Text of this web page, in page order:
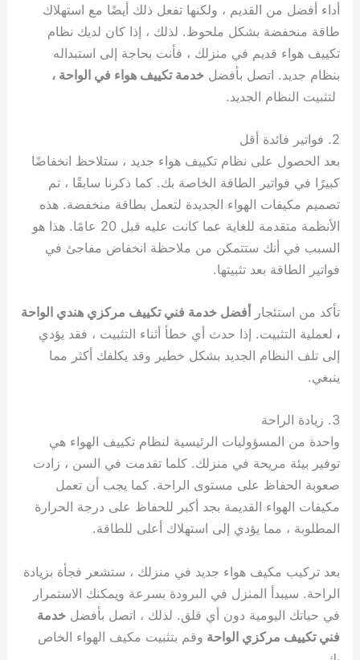
أداء أفضل من القديم ، ولكنها تفعل ذلك أيضًا مع استهلاك
طاقة منخفضة بشكل ملحوظ. لذلك ، إذا كان لديك نظام
تكييف هواء قديم في منزلك ، فأنت بحاجة إلى استبداله
بنظام جديد. اتصل بأفضلخدمة تكييف هواء في الواحة ،
لتثبيت النظام الجديد.
2. فواتير فائدة أقل
بعد الحصول على نظام تكييف هواء جديد ، ستلاحظ انخفاضًا
كبيرًا في فواتير الطاقة الخاصة بك. كما ذكرنا سابقًا ، تم
تصميم مكيفات الهواء الجديدة لتعمل بطاقة منخفضة. هذه
الأنظمة متقدمة للغاية عما كانت عليه قبل 20 عامًا. هذا هو
السبب في أنك ستتمكن من ملاحظة انخفاض مفاجئ في
فواتير الطاقة بعد تثبيتها.
تأكد من استئجار أفضل خدمة فني تكييف مركزي هندي الواحة
، لعملية التثبيت. إذا حدث أي خطأ أثناء التثبيت ، فقد يؤدي
إلى تلف النظام الجديد بشكل خطير وقد يكلفك أكثر مما
ينبغي.
3. زيادة الراحة
واحدة من المسؤوليات الرئيسية لنظام تكييف الهواء هي
توفير بيئة مريحة في منزلك. كلما تقدمت في السن ، زادت
صعوبة الحفاظ على مستوى الراحة. كما يجب أن تعمل
مكيفات الهواء القديمة بجد أكبر للحفاظ على درجة الحرارة
المطلوبة ، مما يؤدي إلى استهلاك أعلى للطاقة.
بعد تركيب مكيف هواء جديد في منزلك ، ستشعر فجأة بزيادة
الراحة. سيبدأ المنزل في البرودة بسرعة ويمكنك الاستمرار
في حياتك اليومية دون أي قلق. لذلك ، اتصل بأفضلخدمة
فني تكييف مركزي الواحة وقم بتثبيت مكيف الهواء الخاص